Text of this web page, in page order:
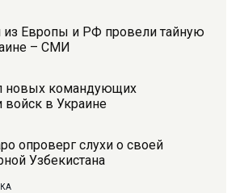
из Европы и РФ провели тайную
– СМИ
новых командующих
войск в Украине
опроверг слухи о своей
Узбекистана